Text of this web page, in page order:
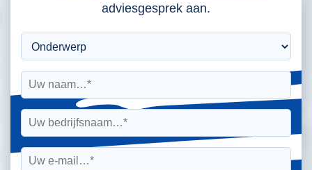
adviesgesprek aan.